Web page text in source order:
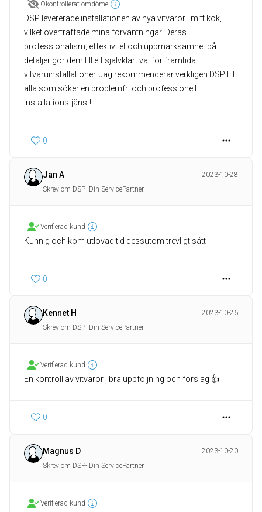
Okontrollerat omdöme
DSP levererade installationen av nya vitvaror i mitt kök,
vilket överträffade mina förväntningar. Deras
professionalism, effektivitet och uppmärksamhet på
detaljer gör dem till ett självklart val för framtida
vitvaruinstallationer. Jag rekommenderar verkligen DSP till
alla som söker en problemfri och professionell
installationstjänst!
0
Jan A
2023-10-28
Skrev om DSP- Din ServicePartner
Verifierad kund
Kunnig och kom utlovad tid dessutom trevligt sätt
0
Kennet H
2023-10-26
Skrev om DSP- Din ServicePartner
Verifierad kund
En kontroll av vitvaror , bra uppföljning och förslag 👍
0
Magnus D
2023-10-20
Skrev om DSP- Din ServicePartner
Verifierad kund